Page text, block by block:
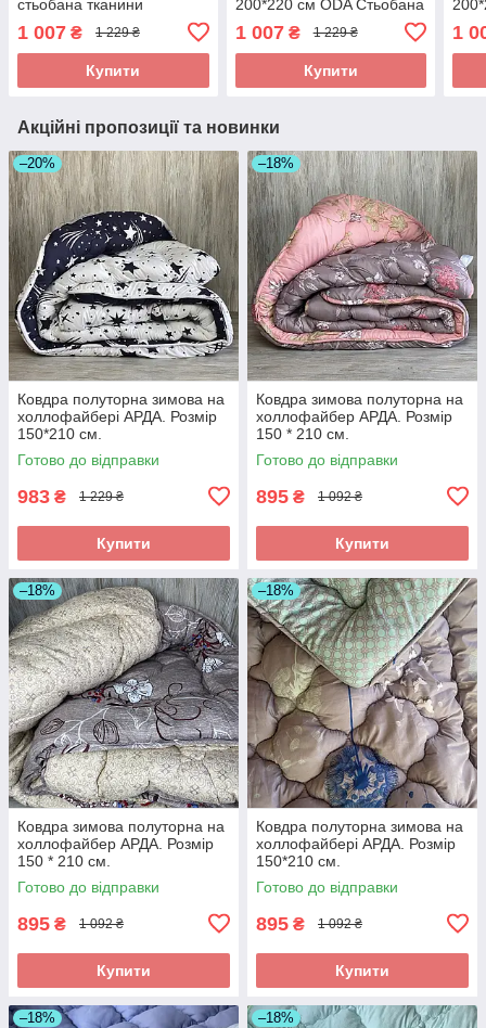
стьобана тканини
1 007 ₴ 1 229 ₴
Купити
200*220 см ODA Стьобана
1 007₴ 1 229 ₴
Купити
1
Акційні пропозиції та новинки
–20%
Ковдра полуторна зимова на
холлофайбері АРДА. Розмір
150*210 см.
Готово до відправки
983 ₴ 1 229 ₴
Купити
–18%
Ковдра зимова полуторна на
холлофайбер АРДА. Розмір
150 * 210 см.
Готово до відправки
895 ₴ 1 092 ₴
Купити
–18%
Ковдра зимова полуторна на
холлофайбер АРДА. Розмір
150 * 210 см.
Готово до відправки
895 ₴ 1 092 ₴
Купити
–18%
Ковдра полуторна зимова на
холлофайбері АРДА. Розмір
150*210 см.
Готово до відправки
895 ₴ 1 092 ₴
Купити
–18% –18%